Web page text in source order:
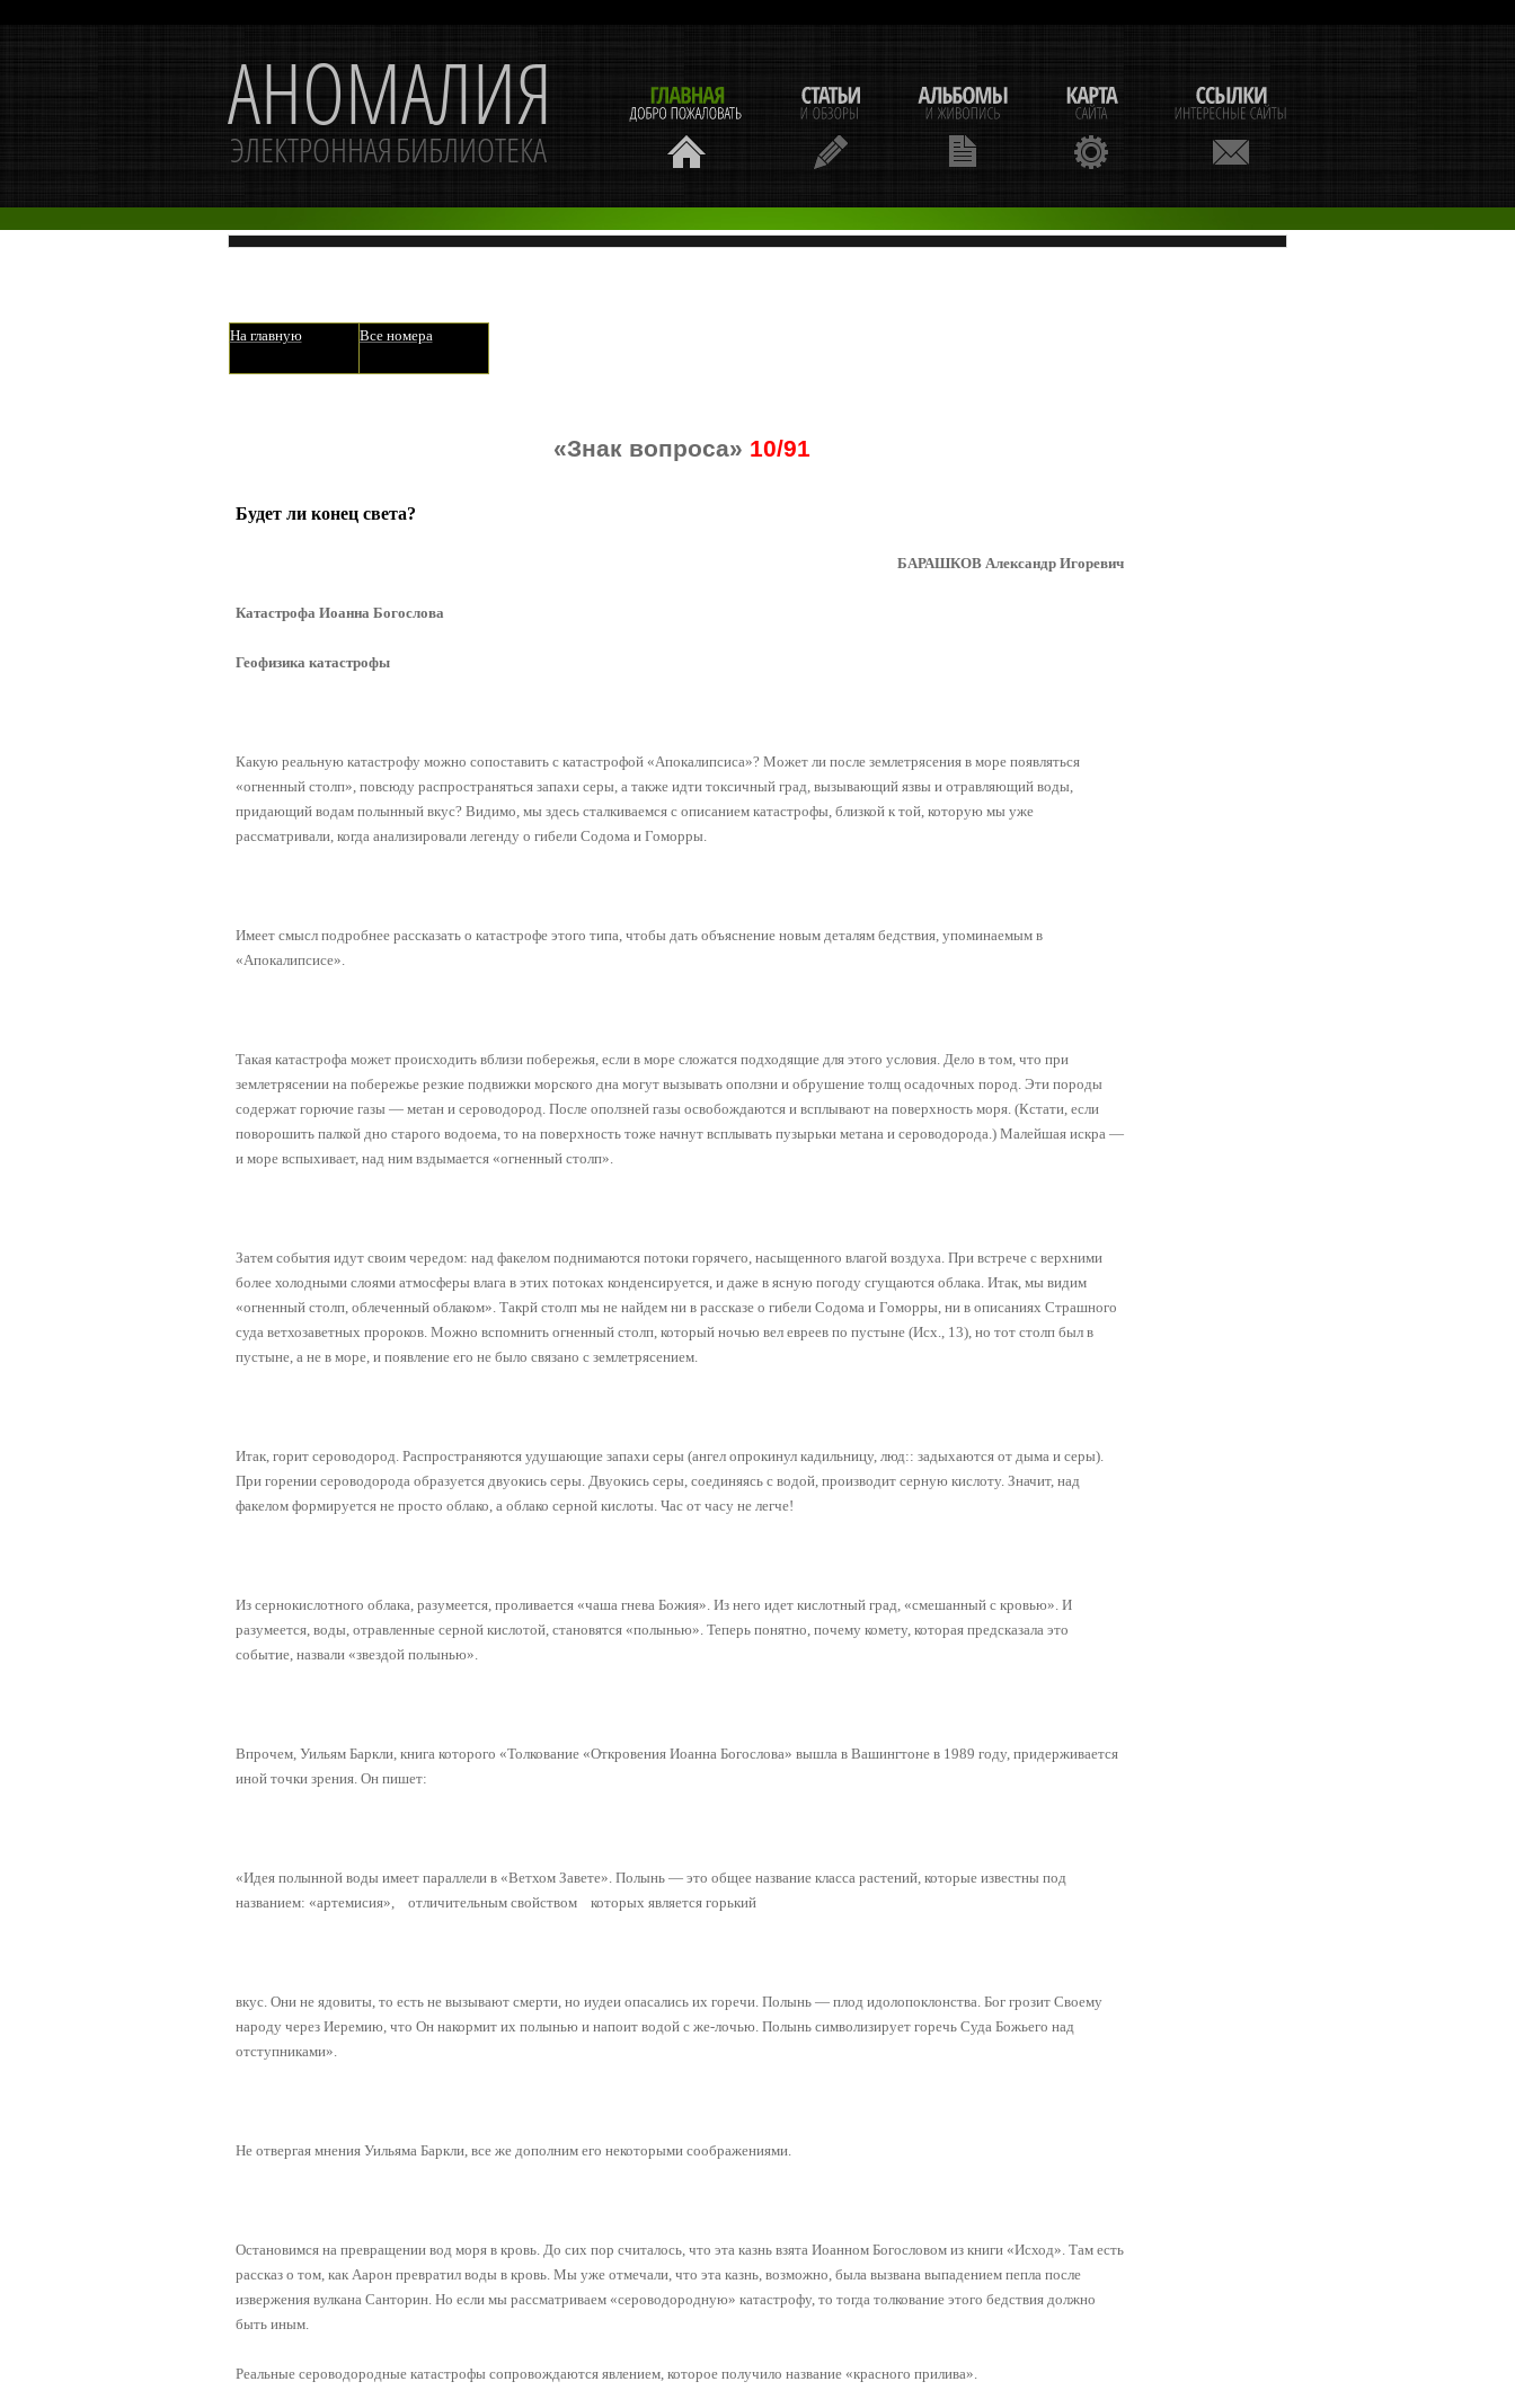
На главную Все номера
«Знак вопроса» 10/91
Будет ли конец света?
БАРАШКОВ Александр Игоревич
Катастрофа Иоанна Богослова
Геофизика катастрофы
Какую реальную катастрофу можно сопоставить с катастрофой «Апокалипсиса»? Может ли после землетрясения в море появляться
«огненный столп», повсюду распространяться запахи серы, а также идти токсичный град, вызывающий язвы и отравляющий воды,
придающий водам полынный вкус? Видимо, мы здесь сталкиваемся с описанием катастрофы, близкой к той, которую мы уже
рассматривали, когда анализировали легенду о гибели Содома и Гоморры.
Имеет смысл подробнее рассказать о катастрофе этого типа, чтобы дать объяснение новым деталям бедствия, упоминаемым в
«Апокалипсисе».
Такая катастрофа может происходить вблизи побережья, если в море сложатся подходящие для этого условия. Дело в том, что при
землетрясении на побережье резкие подвижки морского дна могут вызывать оползни и обрушение толщ осадочных пород. Эти породы
содержат горючие газы — метан и сероводород. После оползней газы освобождаются и всплывают на поверхность моря. (Кстати, если
поворошить палкой дно старого водоема, то на поверхность тоже начнут всплывать пузырьки метана и сероводорода.) Малейшая искра —
и море вспыхивает, над ним вздымается «огненный столп».
Затем события идут своим чередом: над факелом поднимаются потоки горячего, насыщенного влагой воздуха. При встрече с верхними
более холодными слоями атмосферы влага в этих потоках конденсируется, и даже в ясную погоду сгущаются облака. Итак, мы видим
«огненный столп, облеченный облаком». Такрй столп мы не найдем ни в рассказе о гибели Содома и Гоморры, ни в описаниях Страшного
суда ветхозаветных пророков. Можно вспомнить огненный столп, который ночью вел евреев по пустыне (Исх., 13), но тот столп был в
пустыне, а не в море, и появление его не было связано с землетрясением.
Итак, горит сероводород. Распространяются удушающие запахи серы (ангел опрокинул кадильницу, люд:: задыхаются от дыма и серы).
При горении сероводорода образуется двуокись серы. Двуокись серы, соединяясь с водой, производит серную кислоту. Значит, над
факелом формируется не просто облако, а облако серной кислоты. Час от часу не легче!
Из сернокислотного облака, разумеется, проливается «чаша гнева Божия». Из него идет кислотный град, «смешанный с кровью». И
разумеется, воды, отравленные серной кислотой, становятся «полынью». Теперь понятно, почему комету, которая предсказала это
событие, назвали «звездой полынью».
Впрочем, Уильям Баркли, книга которого «Толкование «Откровения Иоанна Богослова» вышла в Вашингтоне в 1989 году, придерживается
иной точки зрения. Он пишет:
«Идея полынной воды имеет параллели в «Ветхом Завете». Полынь — это общее название класса растений, которые известны под
названием: «артемисия», отличительным свойством которых является горький
вкус. Они не ядовиты, то есть не вызывают смерти, но иудеи опасались их горечи. Полынь — плод идолопоклонства. Бог грозит Своему
народу через Иеремию, что Он накормит их полынью и напоит водой с же-лочью. Полынь символизирует горечь Суда Божьего над
отступниками».
Не отвергая мнения Уильяма Баркли, все же дополним его некоторыми соображениями.
Остановимся на превращении вод моря в кровь. До сих пор считалось, что эта казнь взята Иоанном Богословом из книги «Исход». Там есть
рассказ о том, как Аарон превратил воды в кровь. Мы уже отмечали, что эта казнь, возможно, была вызвана выпадением пепла после
извержения вулкана Санторин. Но если мы рассматриваем «сероводородную» катастрофу, то тогда толкование этого бедствия должно
быть иным.
Реальные сероводородные катастрофы сопровождаются явлением, которое получило название «красного прилива».